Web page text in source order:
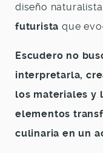
diseño
futurista que
Escudero no
interpretarla,
los materiales y
elementos
culinaria en un